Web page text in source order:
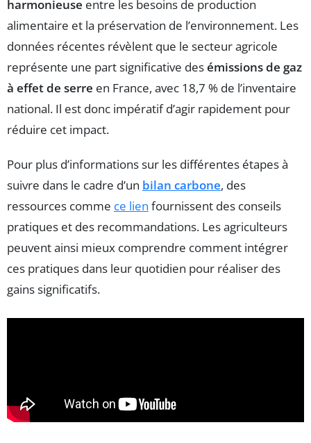
harmonieuse entre les besoins de production
alimentaire et la préservation de l’environnement. Les
données récentes révèlent que le secteur agricole
représente une part significative desémissions de gaz
à effet de serre en France, avec 18,7 % de l’inventaire
national. Il est donc impératif d’agir rapidement pour
réduire cet impact.
Pour plus d’informations sur les différentes étapes à
suivre dans le cadre d’un bilan carbone, des
ressources comme ce lien fournissent des conseils
pratiques et des recommandations. Les agriculteurs
peuvent ainsi mieux comprendre comment intégrer
ces pratiques dans leur quotidien pour réaliser des
gains significatifs.